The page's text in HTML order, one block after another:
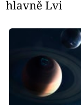
hlavně Lvi